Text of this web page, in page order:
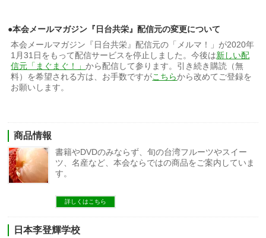
●本会メールマガジン『日台共栄』配信元の変更について
本会メールマガジン『日台共栄』配信元の「メルマ！」が2020年
1月31日をもって配信サービスを停止しました。今後は新しい配
信元「まぐまぐ！」から配信して参ります。引き続き購読（無
料）を希望される方は、お手数ですがこちらから改めてご登録を
お願いします。
商品情報
書籍やDVDのみならず、旬の台湾フルーツやスイー
ツ、名産など、本会ならではの商品をご案内していま
す。
詳しくはこちら
日本李登輝学校